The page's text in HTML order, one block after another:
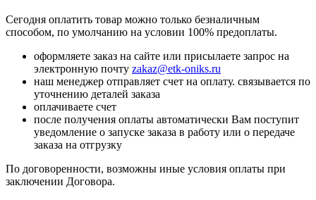
Сегодня оплатить товар можно только безналичным
способом, по умолчанию на условии 100% предоплаты.
оформляете заказ на сайте или присылаете запрос на
электронную почту zakaz@etk-oniks.ru
наш менеджер отправляет счет на оплату. связывается по
уточнению деталей заказа
оплачиваете счет
после получения оплаты автоматически Вам поступит
уведомление о запуске заказа в работу или о передаче
заказа на отгрузку
По договоренности, возможны иные условия оплаты при
заключении Договора.